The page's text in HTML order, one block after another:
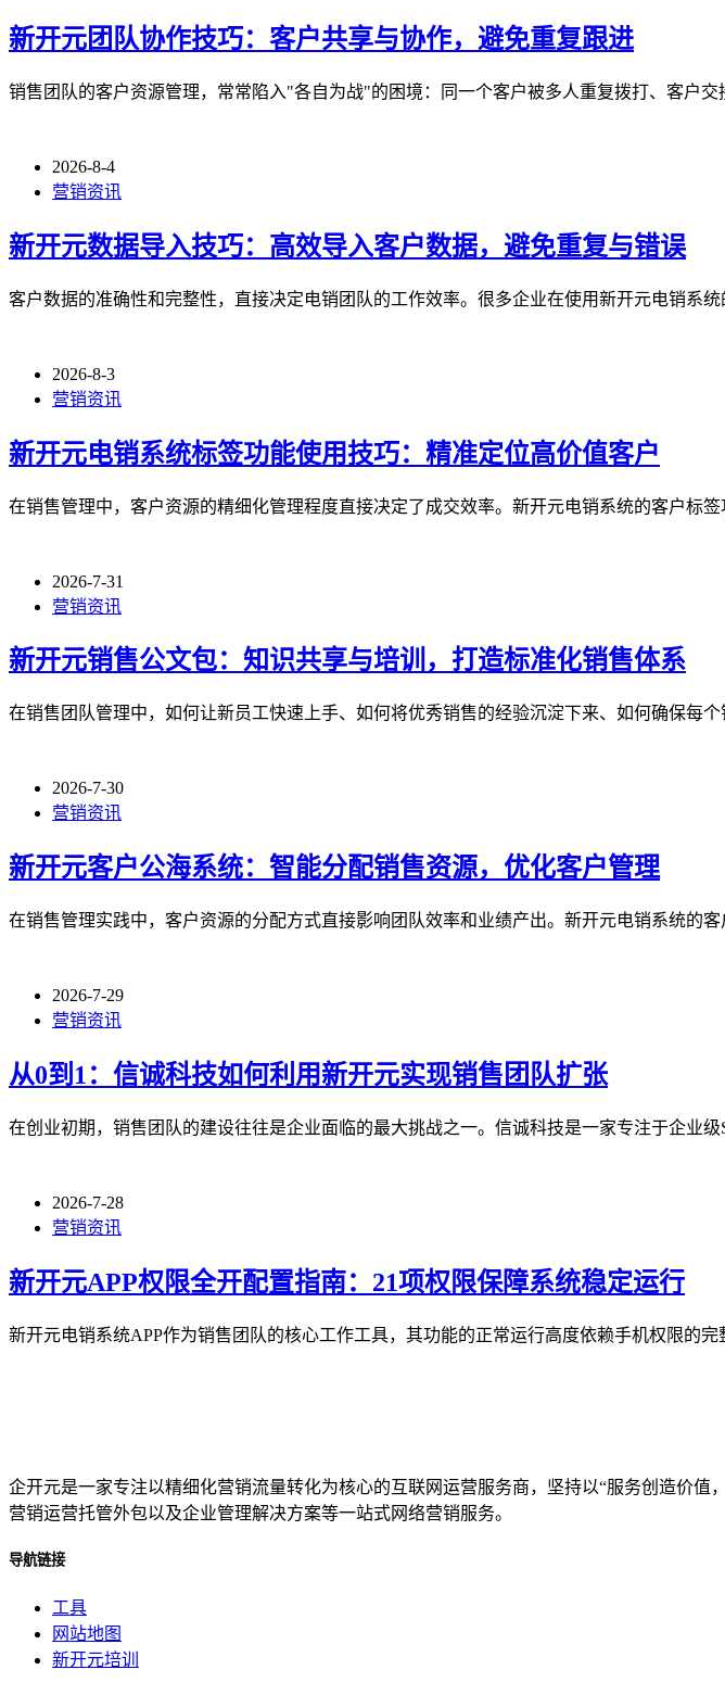
新开元团队协作技巧：客户共享与协作，避免重复跟进
销售团队的客户资源管理，常常陷入"各自为战"的困境：同一个客户被多人重复拨打、客户
2026-8-4
营销资讯
新开元数据导入技巧：高效导入客户数据，避免重复与错误
客户数据的准确性和完整性，直接决定电销团队的工作效率。很多企业在使用新开元电销系
2026-8-3
营销资讯
新开元电销系统标签功能使用技巧：精准定位高价值客户
在销售管理中，客户资源的精细化管理程度直接决定了成交效率。新开元电销系统的客户标
2026-7-31
营销资讯
新开元销售公文包：知识共享与培训，打造标准化销售体系
在销售团队管理中，如何让新员工快速上手、如何将优秀销售的经验沉淀下来、如何确保每
2026-7-30
营销资讯
新开元客户公海系统：智能分配销售资源，优化客户管理
在销售管理实践中，客户资源的分配方式直接影响团队效率和业绩产出。新开元电销系统的
2026-7-29
营销资讯
从0到1：信诚科技如何利用新开元实现销售团队扩张
在创业初期，销售团队的建设往往是企业面临的最大挑战之一。信诚科技是一家专注于企业
2026-7-28
营销资讯
新开元APP权限全开配置指南：21项权限保障系统稳定运行
新开元电销系统APP作为销售团队的核心工作工具，其功能的正常运行高度依赖手机权限的
企开元是一家专注以精细化营销流量转化为核心的互联网运营服务商，坚持以“服务创造价
营销运营托管外包以及企业管理解决方案等一站式网络营销服务。
导航链接
工具
网站地图
新开元培训